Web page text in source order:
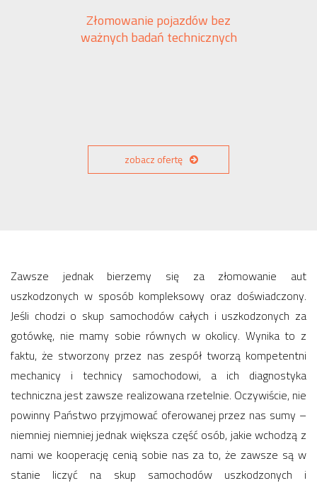
Złomowanie pojazdów bez
ważnych badań technicznych
zobacz ofertę
Zawsze jednak bierzemy się za złomowanie aut
uszkodzonych w sposób kompleksowy oraz doświadczony.
Jeśli chodzi o skup samochodów całych i uszkodzonych za
gotówkę, nie mamy sobie równych w okolicy. Wynika to z
faktu, że stworzony przez nas zespół tworzą kompetentni
mechanicy i technicy samochodowi, a ich diagnostyka
techniczna jest zawsze realizowana rzetelnie. Oczywiście, nie
powinny Państwo przyjmować oferowanej przez nas sumy –
niemniej niemniej jednak większa część osób, jakie wchodzą z
nami we kooperację cenią sobie nas za to, że zawsze są w
stanie liczyć na skup samochodów uszkodzonych i